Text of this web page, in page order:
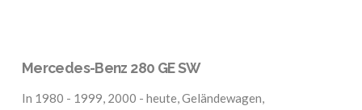
Mercedes-Benz 280 GE SW
In 1980 - 1999, 2000 - heute,Geländewagen,